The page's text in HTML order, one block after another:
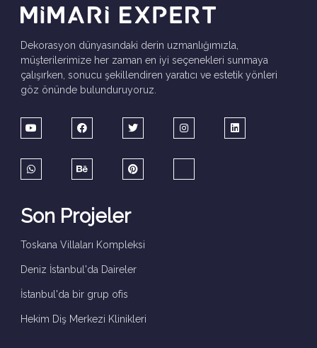
Dekorasyon dünyasındaki derin uzmanlığımızla,
müşterilerimize her zaman en iyi seçenekleri sunmaya
çalışırken, sonucu şekillendiren yaratıcı ve estetik yönleri
göz önünde bulunduruyoruz.
Son Projeler
Toskana Villaları Kompleksi
Deniz İstanbul'da Daireler
İstanbul'da bir grup ofis
Hekim Diş Merkezi Klinikleri